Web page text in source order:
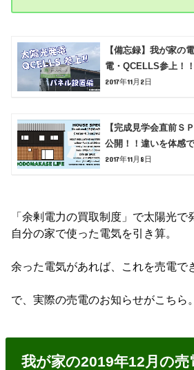
【備忘録】我が家の
電・QCELLS参上！
2017年11月2日
【完成見学会直前Ｓ
公開！！違いを体感で
2017年11月8日
「余剰電力の買取制度」で太陽光で
自分の家で使った電気を引き算。
余った電気があれば、これを売電で
で、実際の売電のお知らせがこちら。
我が家の2019年12月の売